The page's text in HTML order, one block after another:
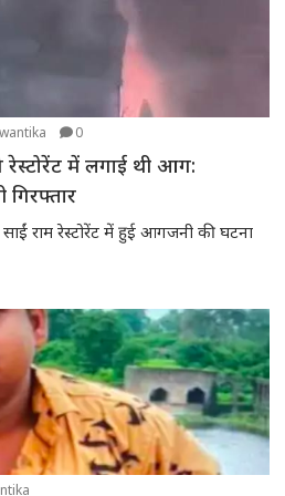
0
रेस्टोरेंट में लगाई थी आग:
राम रेस्टोरेंट में हुई आगजनी की घटना